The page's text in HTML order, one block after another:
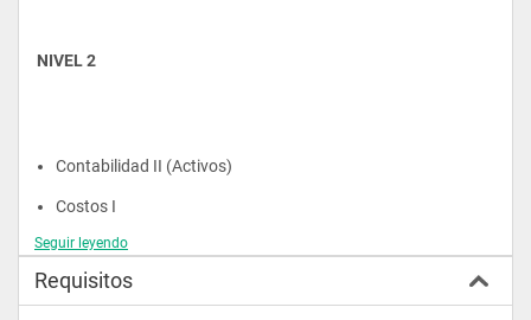
NIVEL 2
Contabilidad II (Activos)
Costos I
Sistematización Contable
Legislación Tributaria I
Seguir leyendo
Requisitos